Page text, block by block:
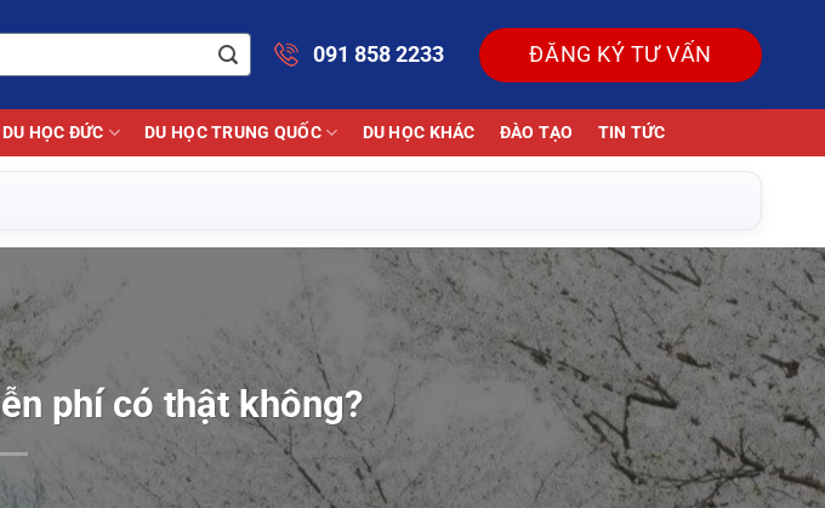
091 858 2233 ĐĂNG KÝ TƯ VẤN
DU HỌC ĐỨC DU HỌC TRUNG QUỐC DU HỌC KHÁC ĐÀO TẠO TIN TỨC
phí có thật không?